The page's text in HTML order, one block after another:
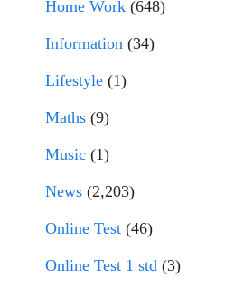
Home Work (648)
Information (34)
Lifestyle (1)
Maths (9)
Music (1)
News (2,203)
Online Test (46)
Online Test 1 std (3)